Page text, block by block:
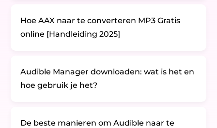
Hoe AAX naar te converteren MP3 Gratis
online [Handleiding 2025]
Audible Manager downloaden: wat is het en
hoe gebruik je het?
De beste manieren om Audible naar te